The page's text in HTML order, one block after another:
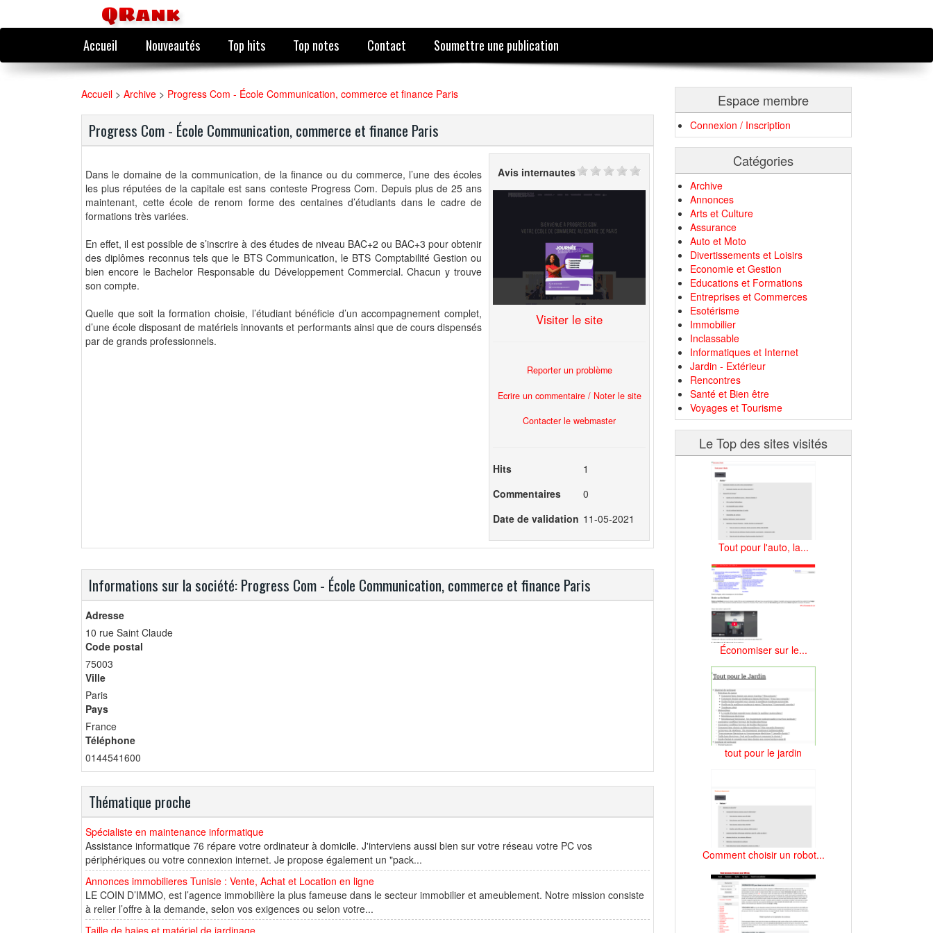
QRank
Accueil Nouveautés Top hits Top notes Contact Soumettre une publication
Accueil > Archive > Progress Com - École Communication, commerce et finance Paris
Progress Com - École Communication, commerce et finance Paris
Dans le domaine de la communication, de la finance ou du commerce, l’une des écoles
les plus réputées de la capitale est sans conteste Progress Com. Depuis plus de 25 ans
maintenant, cette école de renom forme des centaines d’étudiants dans le cadre de
formations très variées.
En effet, il est possible de s’inscrire à des études de niveau BAC+2 ou BAC+3 pour obtenir
des diplômes reconnus tels que le BTS Communication, le BTS Comptabilité Gestion ou
bien encore le Bachelor Responsable du Développement Commercial. Chacun y trouve
son compte.
Quelle que soit la formation choisie, l’étudiant bénéficie d’un accompagnement complet,
d’une école disposant de matériels innovants et performants ainsi que de cours dispensés
par de grands professionnels.
Avis internautes
Visiter le site
Reporter un problème
Ecrire un commentaire / Noter le site
Contacter le webmaster
Hits
1
Commentaires
0
Date de validation 11-05-2021
Informations sur la société: Progress Com - École Communication, commerce et finance Paris
Adresse
10 rue Saint Claude
Code postal
75003
Ville
Paris
Pays
France
Téléphone
0144541600
Thématique proche
Spécialiste en maintenance informatique
Assistance informatique 76 répare votre ordinateur à domicile. J'interviens aussi bien sur votre réseau votre PC vos
périphériques ou votre connexion internet. Je propose également un "pack...
Annonces immobilieres Tunisie : Vente, Achat et Location en ligne
LE COIN D’IMMO, est l’agence immobilière la plus fameuse dans le secteur immobilier et ameublement. Notre mission consiste
à relier l’offre à la demande, selon vos exigences ou selon votre...
Espace membre
Connexion / Inscription
Catégories
Archive
Annonces
Arts et Culture
Assurance
Auto et Moto
Divertissements et Loisirs
Economie et Gestion
Educations et Formations
Entreprises et Commerces
Esotérisme
Immobilier
Inclassable
Informatiques et Internet
Jardin - Extérieur
Rencontres
Santé et Bien être
Voyages et Tourisme
Le Top des sites visités
Tout pour l'auto, la...
Économiser sur le...
tout pour le jardin
Comment choisir un robot...